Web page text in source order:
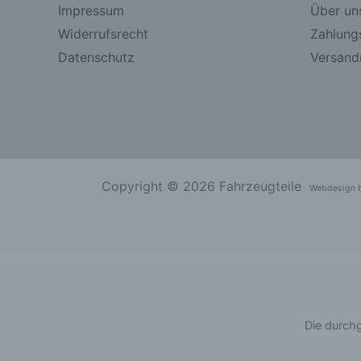
Impressum
Widerrufsrecht
Datenschutz
Über
Copyright © 2026 Fahrzeugteile Webdesign
Die